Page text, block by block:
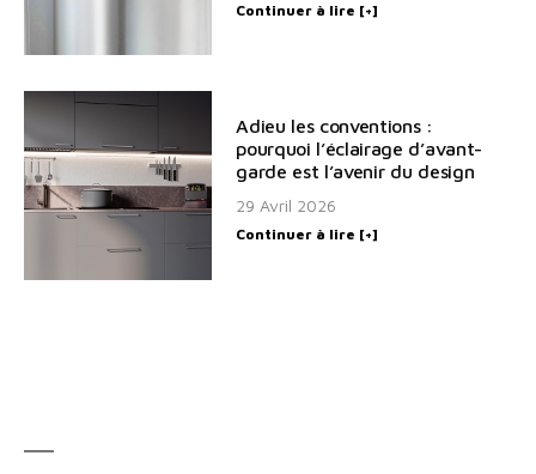
Continuer à lire [+]
Adieu les conventions :
pourquoi l’éclairage d’avant-
garde est l’avenir du design
29 Avril 2026
Continuer à lire [+]